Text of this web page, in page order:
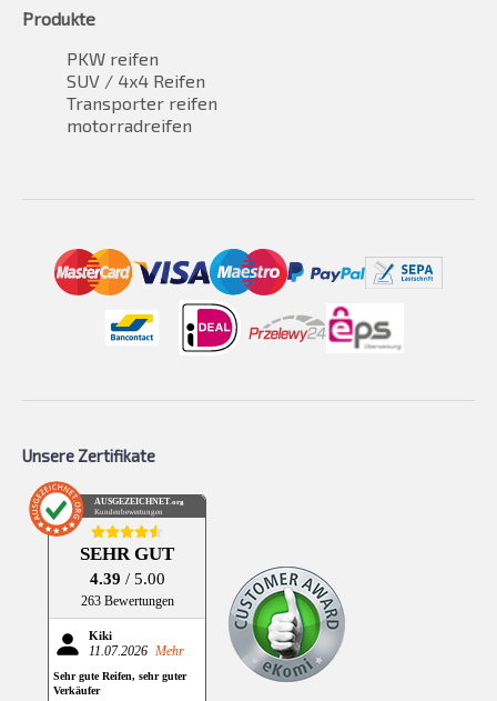
Produkte
PKW reifen
SUV / 4x4 Reifen
Transporter reifen
motorradreifen
Unsere Zertifikate
AUSGEZEICHNET .org
Kundenbewertungen
SEHR GUT
4.39 / 5.00
263 Bewertungen
Kiki
11.07.2026 Mehr
Sehr gute Reifen, sehr guter
Verkäufer